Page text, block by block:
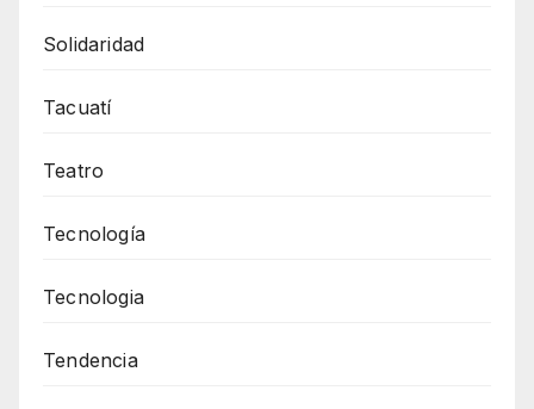
Solidaridad
Tacuatí
Teatro
Tecnología
Tecnologia
Tendencia